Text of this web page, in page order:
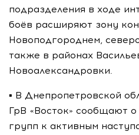
подразделения в ходе
боёв расширяют зону
Новоподгороднем,
также в районах
Новоалександровки.
▪️ В Днепропетровской
ГрВ «Восток» сообщают
групп к активным